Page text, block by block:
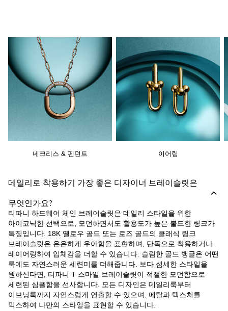
네크리스 & 펜던트 이어링
데일리로 착용하기 가장 좋은 디자이너 브레이슬릿은
무엇인가요?
티파니 하드웨어 체인 브레이슬릿은 데일리 스타일을 위한
아이코닉한 선택으로, 모던하면서도 활용도가 높은 볼드한 링크가
특징입니다. 18K 옐로우 골드 또는 로즈 골드의 클래식 링크
브레이슬릿은 은은하게 우아함을 표현하며, 단독으로 착용하거나
레이어링하여 입체감을 더할 수 있습니다. 슬림한 골드 뱅글은 어떤
룩에도 자연스러운 세련미를 더해줍니다. 보다 섬세한 스타일을
원하신다면, 티파니 T 스마일 브레이슬릿이 적절한 모던함으로
세련된 심플함을 선사합니다. 모든 디자인은 데일리룩부터
이브닝룩까지 자연스럽게 연출할 수 있으며, 메탈과 텍스처를
믹스하여 나만의 스타일을 표현할 수 있습니다.